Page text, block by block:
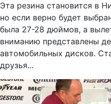
Эта резина становится в
но если верно будет
была 27-28 дюймов, а
вниманию представлены
автомобильных дисков.
друзья...